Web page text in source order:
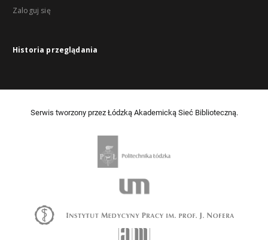
Zaloguj się
Historia przeglądania
Serwis tworzony przez Łódzką Akademicką Sieć Biblioteczną.